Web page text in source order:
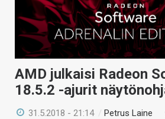
AMD julkaisi Radeon
18.5.2 -ajurit
31.5.2018 - 21:14 /Petrus Laine